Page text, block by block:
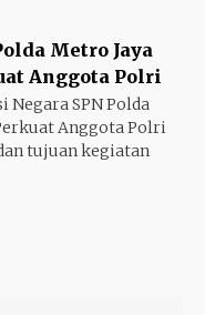
Metro Jaya
Anggota Polri
Negara SPN Polda
Anggota Polri
tujuan kegiatan